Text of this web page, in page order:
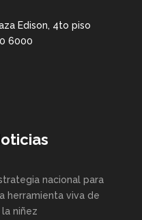
Edison, 4to piso
6000
nacional para
herramienta viva de
niñez